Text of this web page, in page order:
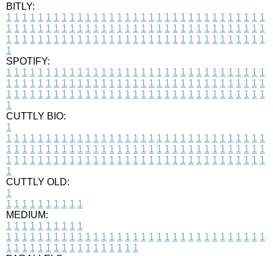
BITLY:
1 1 1 1 1 1 1 1 1 1 1 1 1 1 1 1 1 1 1 1 1 1 1 1 1 1 1 1 1 1 1 1 1
1 1 1 1 1 1 1 1 1 1 1 1 1 1 1 1 1 1 1 1 1 1 1 1 1 1 1 1 1 1 1 1 1
1 1 1 1 1 1 1 1 1 1 1 1 1 1 1 1 1 1 1 1 1 1 1 1 1 1 1 1 1 1 1 1 1
1
SPOTIFY:
1 1 1 1 1 1 1 1 1 1 1 1 1 1 1 1 1 1 1 1 1 1 1 1 1 1 1 1 1 1 1 1 1
1 1 1 1 1 1 1 1 1 1 1 1 1 1 1 1 1 1 1 1 1 1 1 1 1 1 1 1 1 1 1 1 1
1 1 1 1 1 1 1 1 1 1 1 1 1 1 1 1 1 1 1 1 1 1 1 1 1 1 1 1 1 1 1 1 1
1
CUTTLY BIO:
1
1 1 1 1 1 1 1 1 1 1 1 1 1 1 1 1 1 1 1 1 1 1 1 1 1 1 1 1 1 1 1 1 1
1 1 1 1 1 1 1 1 1 1 1 1 1 1 1 1 1 1 1 1 1 1 1 1 1 1 1 1 1 1 1 1 1
1 1 1 1 1 1 1 1 1 1 1 1 1 1 1 1 1 1 1 1 1 1 1 1 1 1 1 1 1 1 1 1 1
1
CUTTLY OLD:
1
1 1 1 1 1 1 1 1 1 1
MEDIUM:
1 1 1 1 1 1 1 1 1 1
1 1 1 1 1 1 1 1 1 1 1 1 1 1 1 1 1 1 1 1 1 1 1 1 1 1 1 1 1 1 1 1 1
1 1 1 1 1 1 1 1 1 1 1 1 1 1 1 1 1